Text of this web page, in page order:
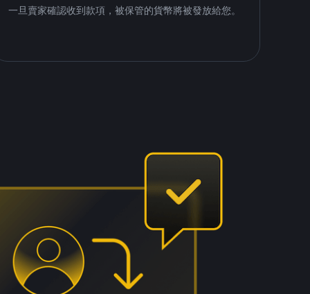
一旦賣家確認收到款項，被保管的貨幣將被發放給您。